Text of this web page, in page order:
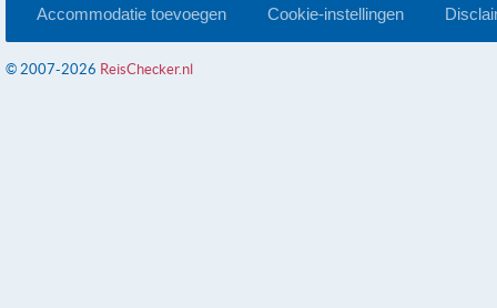
Accommodatie toevoegen Cookie-instellingen
© 2007-2026 ReisChecker.nl